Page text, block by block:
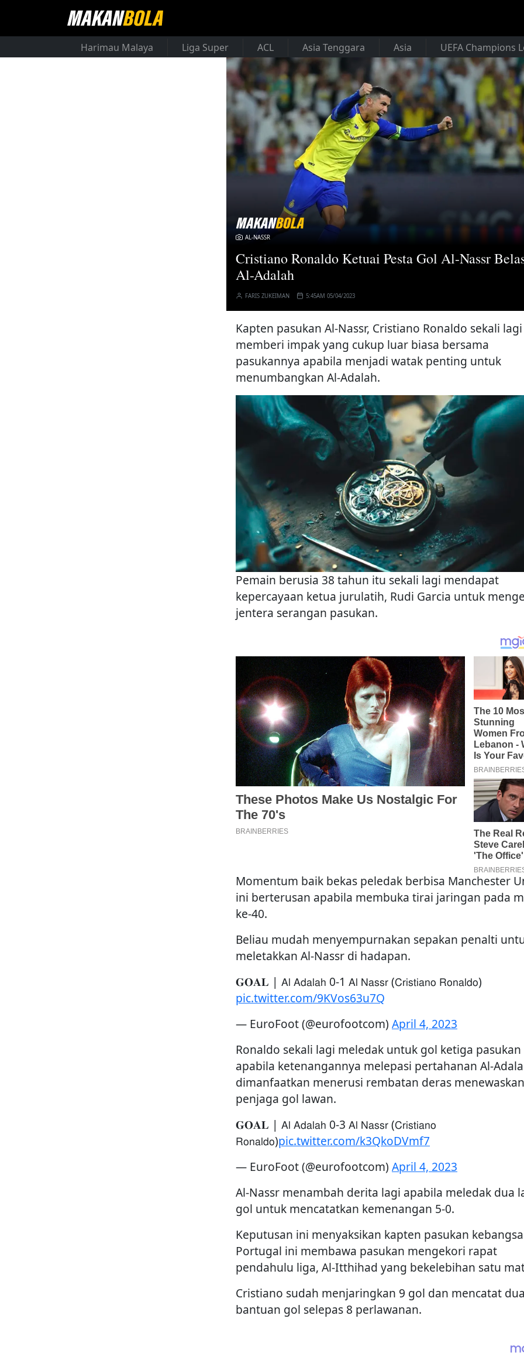
Harimau Malaya Liga Super ACL Asia Tenggara Asia UEFA Champions
AL-NASSR
Cristiano Ronaldo Ketuai Pesta Gol Al-Nassr
Al-Adalah
FARIS ZUKEIMAN 5:45AM 05/04/2023
Kapten pasukan Al-Nassr, Cristiano Ronaldo sekali lagi
memberi impak yang cukup luar biasa bersama
pasukannya apabila menjadi watak penting untuk
menumbangkan Al-Adalah.
Pemain berusia 38 tahun itu sekali lagi mendapat
kepercayaan ketua jurulatih, Rudi Garcia untuk
jentera serangan pasukan.
Momentum baik bekas peledak berbisa Manchester
ini berterusan apabila membuka tirai jaringan pada
ke-40.
Beliau mudah menyempurnakan sepakan penalti
meletakkan Al-Nassr di hadapan.
𝐆𝐎𝐀𝐋 | 𝖠𝗅 𝖠𝖽𝖺𝗅𝖺𝗁 0-1 𝖠𝗅 𝖭𝖺𝗌𝗌𝗋 (𝖢𝗋𝗂𝗌𝗍𝗂𝖺𝗇𝗈 𝖱𝗈𝗇𝖺𝗅𝖽𝗈)
pic.twitter.com/9KVos63u7Q
— EuroFoot (@eurofootcom) April 4, 2023
Ronaldo sekali lagi meledak untuk gol ketiga pasukan
apabila ketenangannya melepasi pertahanan Al-
dimanfaatkan menerusi rembatan deras menewaskan
penjaga gol lawan.
𝐆𝐎𝐀𝐋 | 𝖠𝗅 𝖠𝖽𝖺𝗅𝖺𝗁 0-3 𝖠𝗅 𝖭𝖺𝗌𝗌𝗋 (𝖢𝗋𝗂𝗌𝗍𝗂𝖺𝗇𝗈
𝖱𝗈𝗇𝖺𝗅𝖽𝗈)pic.twitter.com/k3QkoDVmf7
— EuroFoot (@eurofootcom) April 4, 2023
Al-Nassr menambah derita lagi apabila meledak dua
gol untuk mencatatkan kemenangan 5-0.
Keputusan ini menyaksikan kapten pasukan
Portugal ini membawa pasukan mengekori rapat
pendahulu liga, Al-Itthihad yang bekelebihan satu
Cristiano sudah menjaringkan 9 gol dan mencatat
bantuan gol selepas 8 perlawanan.